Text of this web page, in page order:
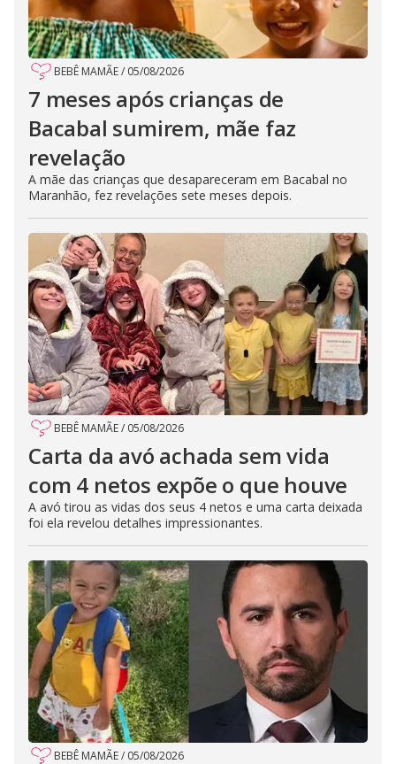
BEBÊ MAMÃE/ 05/08/2026
7 meses após crianças de
Bacabal sumirem, mãe faz
revelação
A mãe das crianças que desapareceram em Bacabal no
Maranhão, fez revelações sete meses depois.
BEBÊ MAMÃE/ 05/08/2026
Carta da avó achada sem vida
com 4 netos expõe o que houve
A avó tirou as vidas dos seus 4 netos e uma carta deixada
foi ela revelou detalhes impressionantes.
BEBÊ MAMÃE/ 05/08/2026